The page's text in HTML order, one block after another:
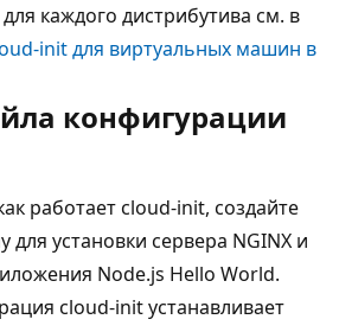
каждого дистрибутива см. в
init для виртуальных машин в
конфигурации
работает cloud-init, создайте
установки сервера NGINX и
Node.js Hello World.
cloud-init устанавливает